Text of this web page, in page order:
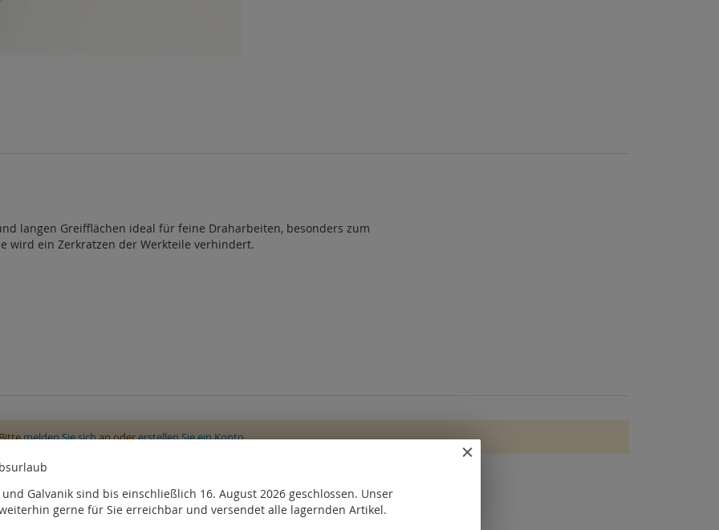
langen Greifflächen ideal für feine Draharbeiten, besonders zum
wird ein Zerkratzen der Werkteile verhindert.
melden Sie sichan odererstellen Sie ein Konto
auch
Galvanik sind bis einschließlich 16. August 2026 geschlossen. Unser
gerne für Sie erreichbar und versendet alle lagernden Artikel.